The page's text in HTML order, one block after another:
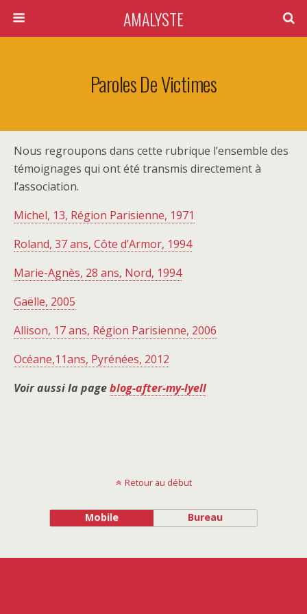
AMALYSTE
Paroles De Victimes
Nous regroupons dans cette rubrique l’ensemble des
témoignages qui ont été transmis directement à
l’association.
Michel, 13, Région Parisienne, 1971
Roland, 37 ans, Côte d’Armor, 1994
Marie-Agnès, 28 ans, Nord, 1994
Gaëlle, 2005
Allison, 17 ans, Région Parisienne, 2006
Océane,11ans, Pyrénées, 2012
Voir aussi la pageblog-after-my-lyell
Retour au début
Mobile Bureau